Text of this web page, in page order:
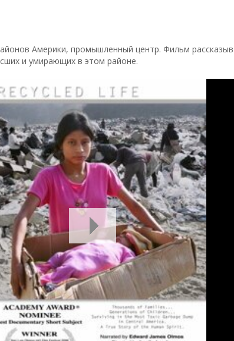
Америки, промышленный центр. Фильм
и умирающих в этом районе.